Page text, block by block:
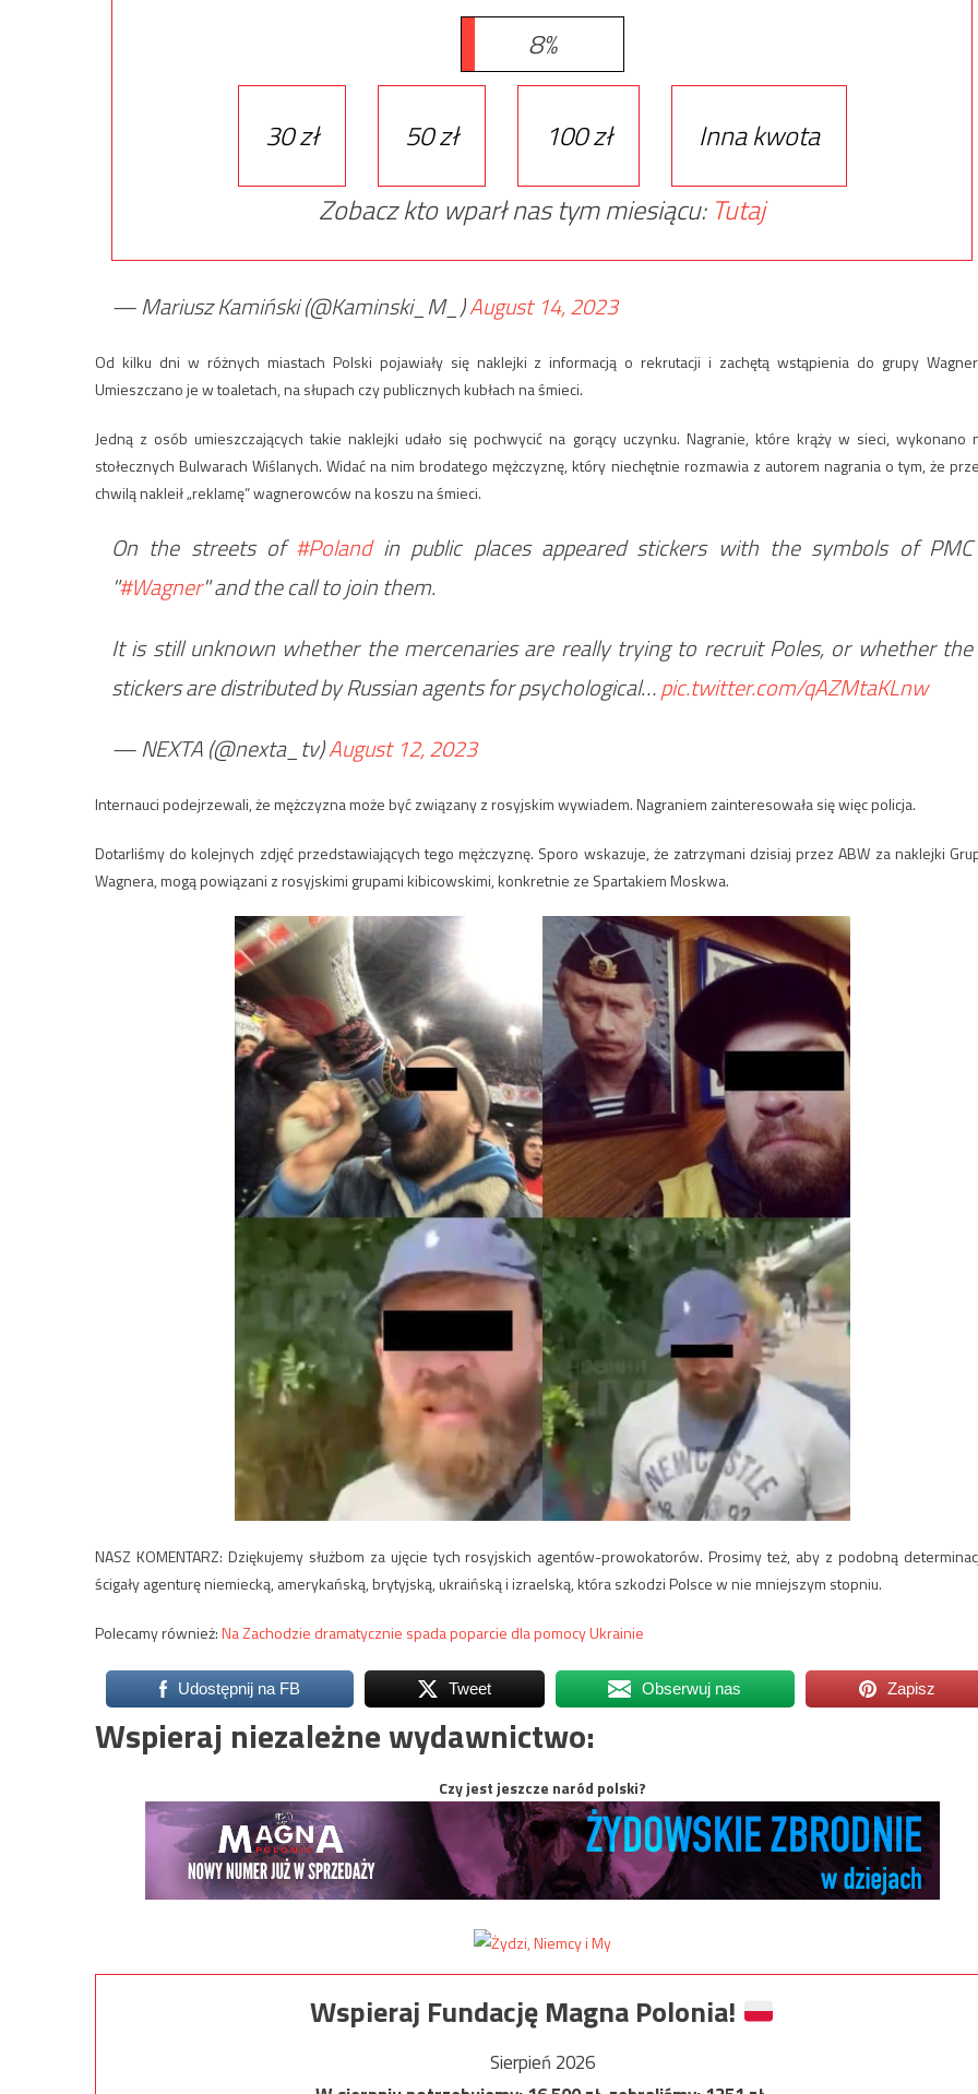
8%
30 zł 50 zł 100 zł
Inna kwota
Zobacz kto wparł nas tym miesiącu: Tutaj
— Mariusz Kamiński (@Kaminski_M_)August 14, 2023
Od kilku dni w różnych miastach Polski pojawiały się naklejki z informacją o rekrutacji i zachętą wstąpienia do grupy
Umieszczano je w toaletach, na słupach czy publicznych kubłach na śmieci.
Jedną z osób umieszczających takie naklejki udało się pochwycić na gorący uczynku. Nagranie, które krąży w sieci, wykonano
stołecznych Bulwarach Wiślanych. Widać na nim brodatego mężczyznę, który niechętnie rozmawia z autorem nagrania o tym, że
chwilą nakleił „reklamę” wagnerowców na koszu na śmieci.
On the streets of #Polandin public places appeared stickers with the symbols of PMC
"#Wagner" and the call to join them.
It is still unknown whether the mercenaries are really trying to recruit Poles, or whether the
stickers are distributed by Russian agents for psychological…pic.twitter.com/qAZMtaKLnw
— NEXTA (@nexta_tv)August 12, 2023
Internauci podejrzewali, że mężczyzna może być związany z rosyjskim wywiadem. Nagraniem zainteresowała się więc policja.
Dotarliśmy do kolejnych zdjęć przedstawiających tego mężczyznę. Sporo wskazuje, że zatrzymani dzisiaj przez ABW za naklejki
Wagnera, mogą powiązani z rosyjskimi grupami kibicowskimi, konkretnie ze Spartakiem Moskwa.
NASZ KOMENTARZ: Dziękujemy służbom za ujęcie tych rosyjskich agentów-prowokatorów. Prosimy też, aby z podobną
ścigały agenturę niemiecką, amerykańską, brytyjską, ukraińską i izraelską, która szkodzi Polsce w nie mniejszym stopniu.
Polecamy również:Na Zachodzie dramatycznie spada poparcie dla pomocy Ukrainie
Udostępnij na FB Tweet Obserwuj nas Zapisz
Wspieraj niezależne wydawnictwo:
Czy jest jeszcze naród polski?
Wspieraj Fundację Magna Polonia!
Sierpień 2026